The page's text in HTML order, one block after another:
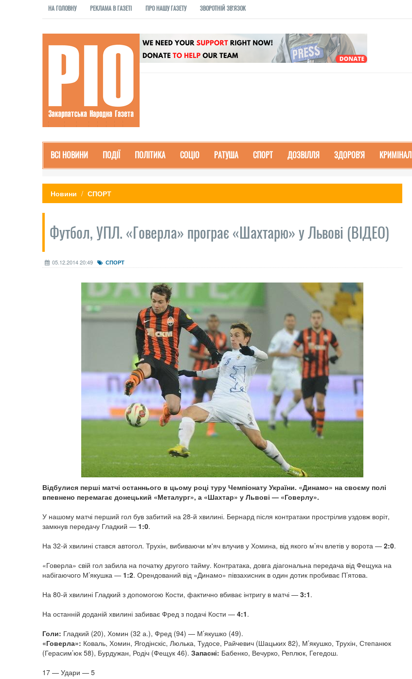
НА ГОЛОВНУ РЕКЛАМА В ГАЗЕТІ ПРО НАШУ ГАЗЕТУ ЗВОРОТНІЙ ЗВ'ЯЗОК
ВСІ НОВИНИ ПОДІЇ ПОЛІТИКА СОЦІО РАТУША СПОРТ ДОЗВІЛЛЯ ЗДОРОВ'Я КРИМІНАЛ
Новини СПОРТ
Футбол, УПЛ. «Говерла» програє «Шахтарю» у Львові (ВІДЕО)
05.12.2014 20:49 СПОРТ
Відбулися перші матчі останнього в цьому році туру Чемпіонату України. «Динамо» на своєму полі
впевнено перемагає донецький «Металург», а «Шахтар» у Львові — «Говерлу».
У нашому матчі перший гол був забитий на 28-й хвилині. Бернард після контратаки прострілив уздовж воріт,
замкнув передачу Гладкий — 1:0.
На 32-й хвилині стався автогол. Трухін, вибиваючи м'яч влучив у Хомина, від якого м’яч влетів у ворота — 2:0.
«Говерла» свій гол забила на початку другого тайму. Контратака, довга діагональна передача від Фещука на
набігаючого М’якушка — 1:2. Орендований від «Динамо» півзахисник в один дотик пробиває П’ятова.
На 80-й хвилині Гладкий з допомогою Кости, фактично вбиває інтригу в матчі — 3:1.
На останній доданій хвилині забиває Фред з подачі Кости — 4:1.
Голи: Гладкий (20), Хомин (32 а.), Фред (94) — М’якушко (49).
«Говерла»: Коваль, Хомин, Ягодінскіс, Люлька, Тудосе, Райчевич (Шацьких 82), М’якушко, Трухін, Степанюк
(Герасим’юк 58), Бурдужан, Родіч (Фещук 46). Запасні: Бабенко, Вечурко, Реплюк, Гегедош.
17 — Удари — 5